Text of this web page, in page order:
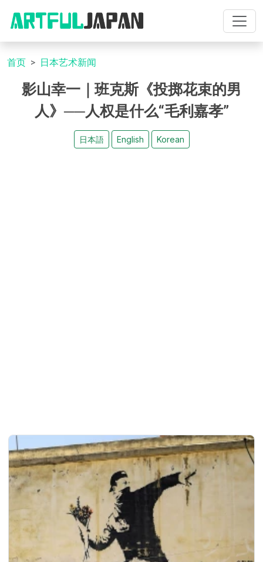
首页 日本艺术新闻
影山幸一｜班克斯《投掷花束的男
人》──人权是什么“毛利嘉孝”
日本語 English Korean